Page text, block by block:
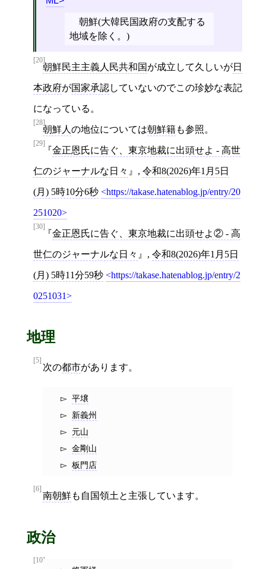
朝鮮(大韓民国政府の支配する
地域を除く。)
[20]
朝鮮民主主義人民共和国が成立して久しいが日
本政府が国家承認していないのでこの珍妙な表記
になっている。
[28]
朝鮮人 の地位については朝鮮籍も参照。
[29]
金正恩氏に告ぐ、東京地裁に出頭せよ - 高世
仁のジャーナルな日々 , 令和8(2026)年1月5日
(月) 5時10分6秒 https://takase.hatenablog.jp/entry/20
251020
[30]
金正恩氏に告ぐ、東京地裁に出頭せよ② - 高
世仁のジャーナルな日々 , 令和8(2026)年1月5日
(月) 5時11分59秒 https://takase.hatenablog.jp/entry/2
0251031
地理
[5]
次の都市があります。
平壌
新義州
元山
金剛山
板門店
[6]
南朝鮮も自国領土と主張しています。
政治
[10]